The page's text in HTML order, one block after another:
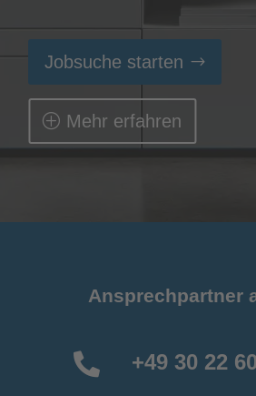
Jobsuche starten
Mehr erfahren
Ansprechpartner
 +49 30 22